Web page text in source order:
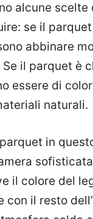
alcune scelte
se il
abbinare
il parquet è
essere di
naturali.
in
il colore del
con il resto